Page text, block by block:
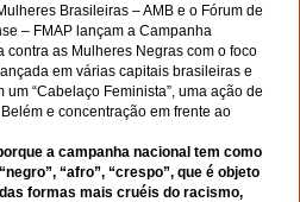
Brasileiras – AMB e o Fórum de
– FMAP lançam a Campanha
contra as Mulheres Negras com o foco
em várias capitais brasileiras e
“Cabelaço Feminista”, uma ação de
e concentração em frente ao
a campanha nacional tem como
“afro”, “crespo”, que é objeto
formas mais cruéis do racismo,